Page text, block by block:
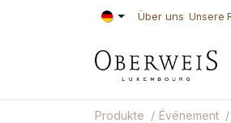
Zum Inhalt springen Über uns Unsere
Produkte Événement